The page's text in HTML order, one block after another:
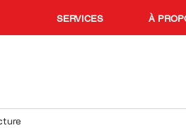
SERVICES À